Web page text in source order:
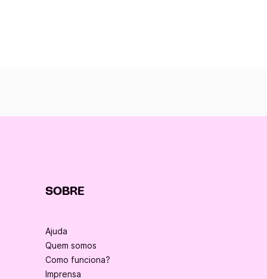
SOBRE
Ajuda
Quem somos
Como funciona?
Imprensa